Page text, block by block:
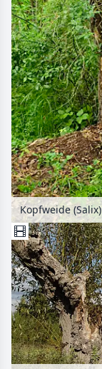
Kopfweide (Salix)